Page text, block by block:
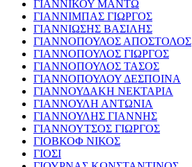
ΓΙΑΝΝΙΚΟΥ ΜΑΝΤΩ
ΓΙΑΝΝΙΜΠΑΣ ΓΙΩΡΓΟΣ
ΓΙΑΝΝΙΩΣΗΣ ΒΑΣΙΛΗΣ
ΓΙΑΝΝΟΠΟΥΛΟΣ ΑΠΟΣΤΟΛΟΣ
ΓΙΑΝΝΟΠΟΥΛΟΣ ΓΙΩΡΓΟΣ
ΓΙΑΝΝΟΠΟΥΛΟΣ ΤΑΣΟΣ
ΓΙΑΝΝΟΠΟΥΛΟΥ ΔΕΣΠΟΙΝΑ
ΓΙΑΝΝΟΥΔΑΚΗ ΝΕΚΤΑΡΙΑ
ΓΙΑΝΝΟΥΛΗ ΑΝΤΩΝΙΑ
ΓΙΑΝΝΟΥΛΗΣ ΓΙΑΝΝΗΣ
ΓΙΑΝΝΟΥΤΣΟΣ ΓΙΩΡΓΟΣ
ΓΙΟΒΚΟΦ ΝΙΚΟΣ
ΓΙΟΣΙ